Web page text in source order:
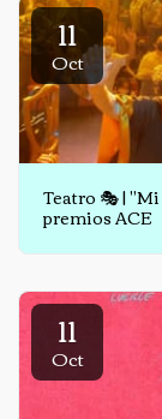
11
Oct
Teatro 🎭 |
premios ACE
11
Oct